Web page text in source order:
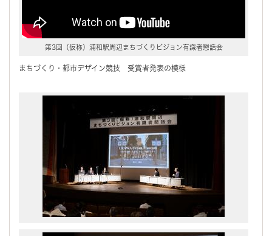
第3回（仮称）浦和駅周辺まちづくりビジョン有識者懇話会
まちづくり・都市デザイン競技 受賞者発表の模様